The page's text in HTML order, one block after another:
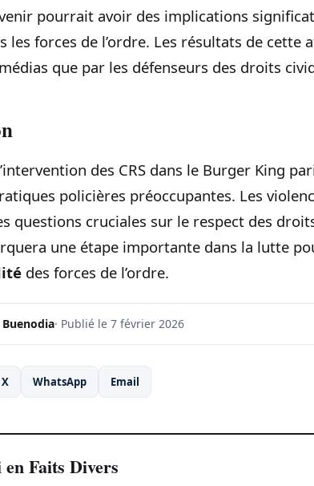
pourrait avoir des implications
les forces de l’ordre. Les résultats de cette
que par les défenseurs des droits
des CRS dans le Burger King
policières préoccupantes. Les
questions cruciales sur le respect des
une étape importante dans la lutte
des forces de l’ordre.
· Publié le 7 février 2026
X WhatsApp Email
Faits Divers